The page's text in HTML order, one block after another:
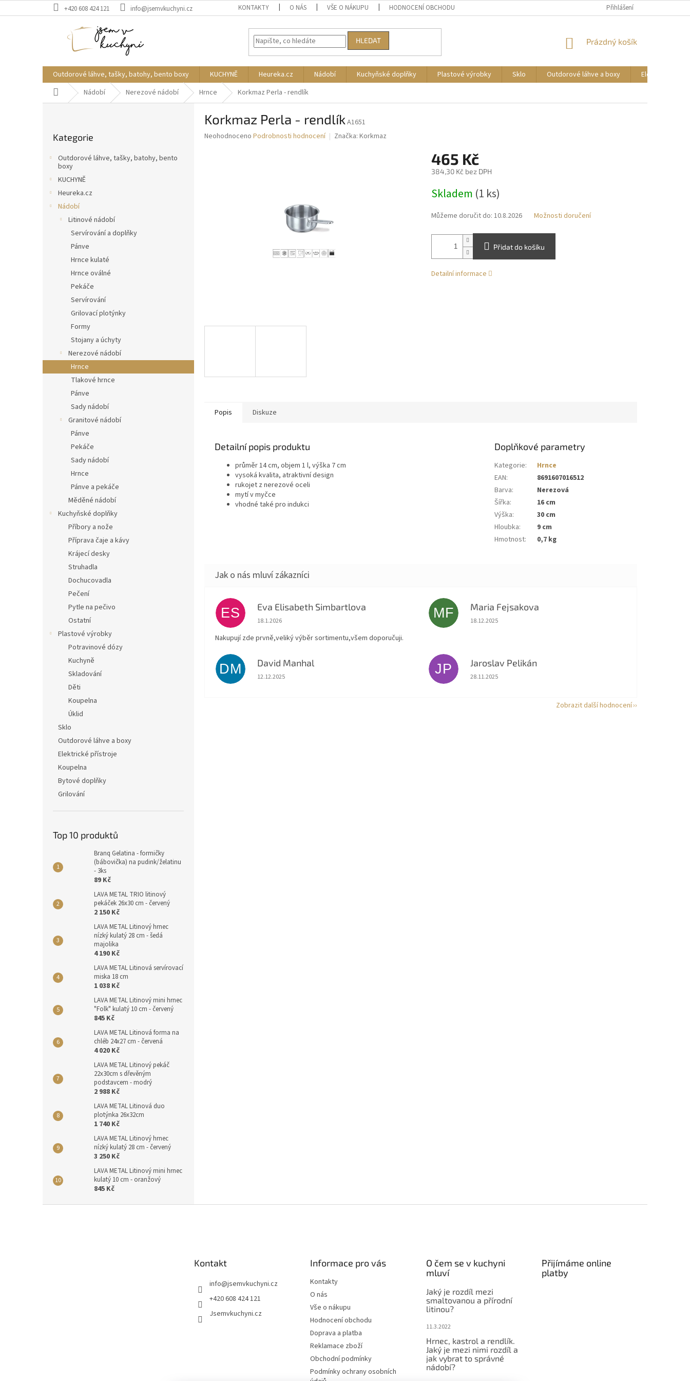
na
+420 608 424 121 info@jsemvkuchyni.cz KONTAKTY O NÁS VŠE O NÁKUPU HODNOCENÍ OBCHODU OBCHODNÍ PODMÍNKY
Přihlášení
HLEDAT
NÁKUPNÍ
Prázdný košík
Outdorové láhve, tašky, batohy, bento boxy KUCHYNĚ Heureka.cz Nádobí Kuchyňské doplňky Plastové výrobky Sklo Outdorové láhve a boxy
Elektrické
Domů Nádobí Nerezové nádobí Hrnce Korkmaz Perla - rendlík
kategorie
Kategorie
Outdorové láhve, tašky, batohy, bento
boxy
KUCHYNĚ
Heureka.cz
Nádobí
Litinové nádobí
Servírování a doplňky
Pánve
Hrnce kulaté
Hrnce oválné
Pekáče
Servírování
Grilovací plotýnky
Formy
Stojany a úchyty
Nerezové nádobí
Hrnce
Tlakové hrnce
Pánve
Sady nádobí
Granitové nádobí
Pánve
Pekáče
Sady nádobí
Hrnce
Pánve a pekáče
Měděné nádobí
Kuchyňské doplňky
Příbory a nože
Příprava čaje a kávy
Krájecí desky
Struhadla
Dochucovadla
Pečení
Pytle na pečivo
Ostatní
Plastové výrobky
Potravinové dózy
Kuchyně
Skladování
Děti
Koupelna
Úklid
Sklo
Outdorové láhve a boxy
Elektrické přístroje
Koupelna
Bytové doplňky
Grilování
Top 10 produktů
Branq Gelatina - formičky
(bábovička) na pudink/želatinu
- 3ks
89 Kč
LAVA METAL TRIO litinový
pekáček 26x30 cm - červený
2 150 Kč
LAVA METAL Litinový hrnec
nízký kulatý 28 cm - šedá
majolika
4 190 Kč
LAVA METAL Litinová servírovací
miska 18 cm
1 038 Kč
LAVA METAL Litinový mini hrnec
"Folk" kulatý 10 cm - červený
845 Kč
LAVA METAL Litinová forma na
chléb 24x27 cm - červená
4 020 Kč
LAVA METAL Litinový pekáč
22x30cm s dřevěným
podstavcem - modrý
2 988 Kč
LAVA METAL Litinová duo
plotýnka 26x32cm
1 740 Kč
LAVA METAL Litinový hrnec
nízký kulatý 28 cm - červený
3 250 Kč
LAVA METAL Litinový mini hrnec
kulatý 10 cm - oranžový
845 Kč
Korkmaz Perla - rendlík A1651
Průměrné
Neohodnoceno Podrobnosti hodnocení Značka: Korkmaz
465 Kč
384,30 Kč bez DPH
cena:
Skladem (1 ks)
Můžeme doručit do: 10.8.2026 Možnosti doručení
Přidat do košíku
Detailní informace
Popis Diskuze
Detailní popis produktu
průměr 14 cm, objem 1 l, výška 7 cm
vysoká kvalita, atraktivní design
rukojet z nerezové oceli
mytí v myčce
vhodné také pro indukci
Doplňkové parametry
Kategorie:
Hrnce
EAN:
8691607016512
Barva:
Nerezová
Šířka:
16 cm
Výška:
30 cm
Hloubka:
9 cm
Hmotnost: 0,7 kg
ES Eva Elisabeth Simbartlova
Hodnocení obchodu je 5 z 5 hvězdiček.
18.1.2026
Nakupují zde prvně,veliký výběr sortimentu,všem doporučuji.
MF Maria Fejsakova
Hodnocení obchodu je 5 z 5 hvězdiček.
18.12.2025
DM David Manhal
Hodnocení obchodu je 5 z 5 hvězdiček.
12.12.2025
JP Jaroslav Pelikán
Hodnocení obchodu je 5 z 5 hvězdiček.
28.11.2025
Zobrazit další hodnocení
Kontakt
info@jsemvkuchyni.cz
+420 608 424 121
Jsemvkuchyni.cz
Informace pro vás
Kontakty
O nás
Vše o nákupu
Hodnocení obchodu
Doprava a platba
Reklamace zboží
Obchodní podmínky
Podmínky ochrany osobních
O čem se v kuchyni
mluví
Jaký je rozdíl mezi
smaltovanou a přírodní
litinou?
11.3.2022
Hrnec, kastrol a rendlík.
Jaký je mezi nimi rozdíl a
jak vybrat to správné
nádobí?
Přijímáme online
platby